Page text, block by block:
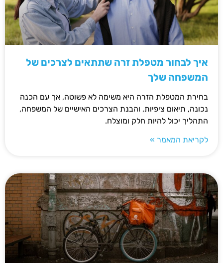
איך לבחור מטפלת זרה שתתאים לצרכים של
המשפחה שלך
בחירת המטפלת הזרה היא משימה לא פשוטה, אך עם הכנה
נכונה, תיאום ציפיות, והבנת הצרכים האישיים של המשפחה,
התהליך יכול להיות חלק ומוצלח.
לקריאת המאמר »